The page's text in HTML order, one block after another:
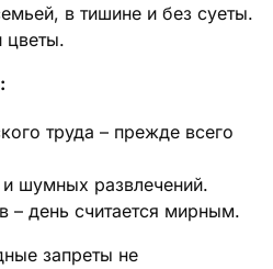
в тишине и без суеты.
цветы.
труда – прежде всего
шумных развлечений.
– день считается мирным.
запреты не